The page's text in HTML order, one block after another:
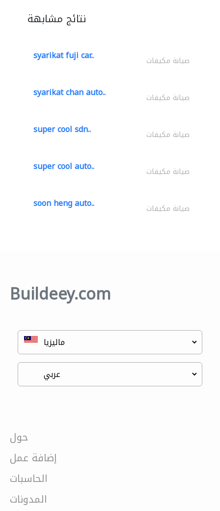
نتائج مشابهة
syarikat fuji car.. صيانة مكيفات
syarikat chan auto.. صيانة مكيفات
super cool sdn.. صيانة مكيفات
super cool auto.. صيانة مكيفات
soon heng auto.. صيانة مكيفات
Buildeey.com
حول
إضافة عمل
الحاسبات
المدونات